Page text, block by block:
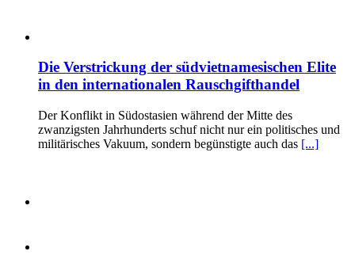
Die Verstrickung der südvietnamesischen Elite
in den internationalen Rauschgifthandel
Der Konflikt in Südostasien während der Mitte des
zwanzigsten Jahrhunderts schuf nicht nur ein politisches und
militärisches Vakuum, sondern begünstigte auch das [...]